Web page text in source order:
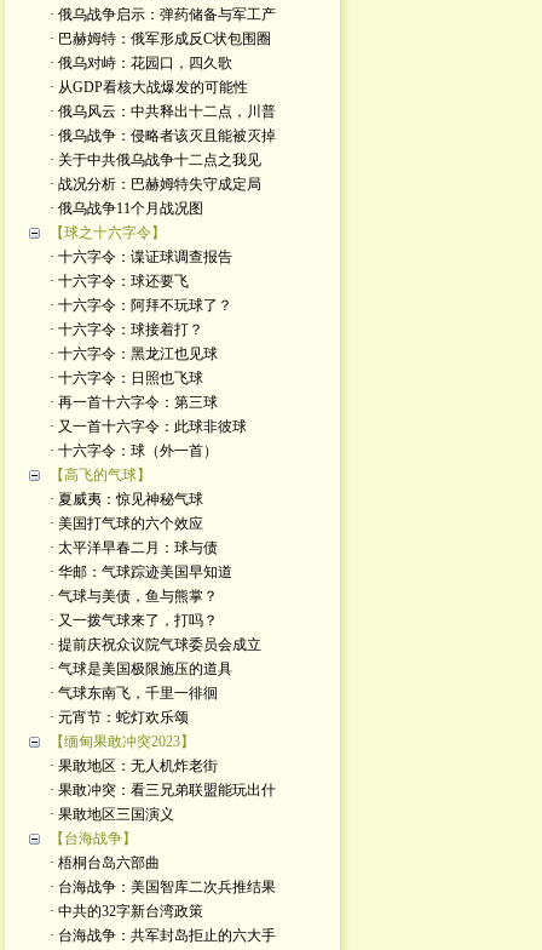
· 俄乌战争启示：弹药储备与军工产
· 巴赫姆特：俄军形成反C状包围圈
· 俄乌对峙：花园口，四久歌
· 从GDP看核大战爆发的可能性
· 俄乌风云：中共释出十二点，川普
· 俄乌战争：侵略者该灭且能被灭掉
· 关于中共俄乌战争十二点之我见
· 战况分析：巴赫姆特失守成定局
· 俄乌战争11个月战况图
【球之十六字令】
· 十六字令：谍证球调查报告
· 十六字令：球还要飞
· 十六字令：阿拜不玩球了？
· 十六字令：球接着打？
· 十六字令：黑龙江也见球
· 十六字令：日照也飞球
· 再一首十六字令：第三球
· 又一首十六字令：此球非彼球
· 十六字令：球（外一首）
【高飞的气球】
· 夏威夷：惊见神秘气球
· 美国打气球的六个效应
· 太平洋早春二月：球与债
· 华邮：气球踪迹美国早知道
· 气球与美债，鱼与熊掌？
· 又一拨气球来了，打吗？
· 提前庆祝众议院气球委员会成立
· 气球是美国极限施压的道具
· 气球东南飞，千里一徘徊
· 元宵节：蛇灯欢乐颂
【缅甸果敢冲突2023】
· 果敢地区：无人机炸老街
· 果敢冲突：看三兄弟联盟能玩出什
· 果敢地区三国演义
【台海战争】
· 梧桐台岛六部曲
· 台海战争：美国智库二次兵推结果
· 中共的32字新台湾政策
· 台海战争：共军封岛拒止的六大手